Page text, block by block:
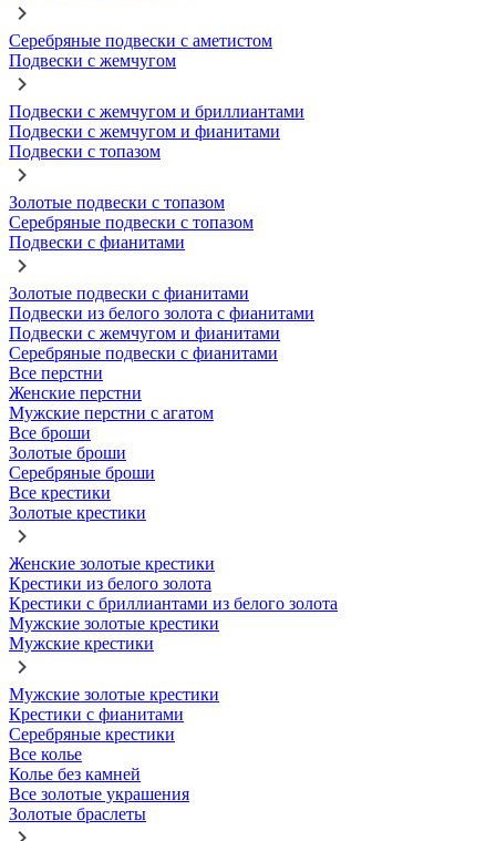
Серебряные подвески с аметистом
Подвески с жемчугом
Подвески с жемчугом и бриллиантами
Подвески с жемчугом и фианитами
Подвески с топазом
Золотые подвески с топазом
Серебряные подвески с топазом
Подвески с фианитами
Золотые подвески с фианитами
Подвески из белого золота с фианитами
Подвески с жемчугом и фианитами
Серебряные подвески с фианитами
Все перстни
Женские перстни
Мужские перстни с агатом
Все броши
Золотые броши
Серебряные броши
Все крестики
Золотые крестики
Женские золотые крестики
Крестики из белого золота
Крестики с бриллиантами из белого золота
Мужские золотые крестики
Мужские крестики
Мужские золотые крестики
Крестики с фианитами
Серебряные крестики
Все колье
Колье без камней
Все золотые украшения
Золотые браслеты